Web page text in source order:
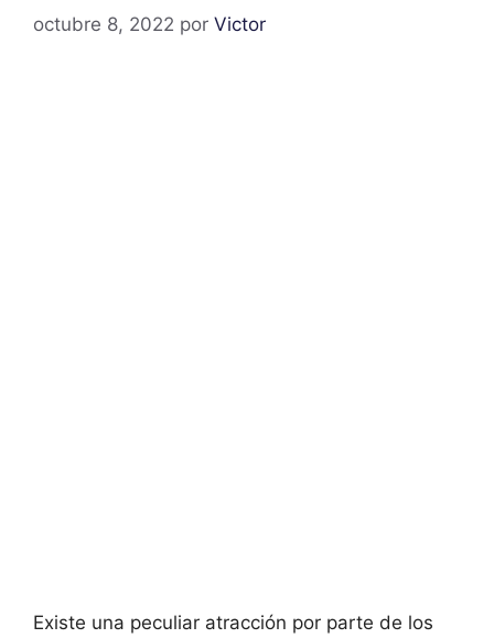
octubre 8, 2022 por Victor
Existe una peculiar atracción por parte de los